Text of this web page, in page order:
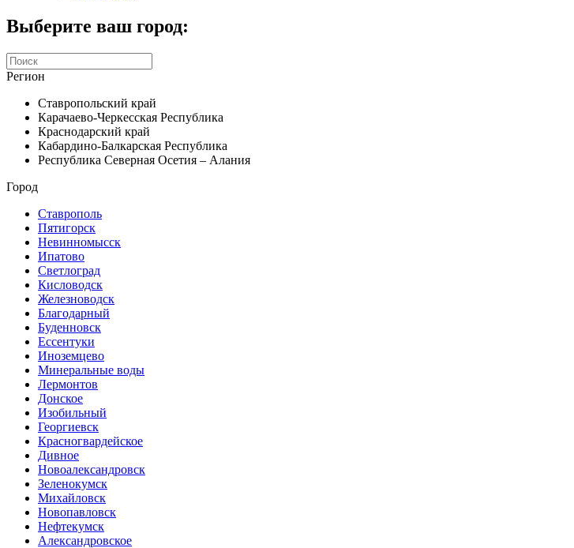
Выберите ваш город:
Регион
Ставропольский край
Карачаево-Черкесская Республика
Краснодарский край
Кабардино-Балкарская Республика
Республика Северная Осетия – Алания
Город
Ставрополь
Пятигорск
Невинномысск
Ипатово
Светлоград
Кисловодск
Железноводск
Благодарный
Буденновск
Ессентуки
Иноземцево
Минеральные воды
Лермонтов
Донское
Изобильный
Георгиевск
Красногвардейское
Дивное
Новоалександровск
Зеленокумск
Михайловск
Новопавловск
Нефтекумск
Александровское